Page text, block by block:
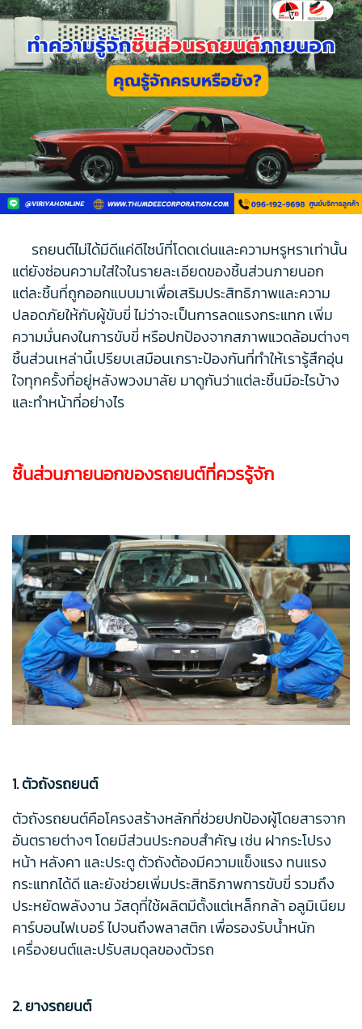
รถยนต์ไม่ได้มีดีแค่ดีไซน์ที่โดดเด่นและความหรูหราเท่านั้น
แต่ยังซ่อนความใส่ใจในรายละเอียดของชิ้นส่วนภายนอก
แต่ละชิ้นที่ถูกออกแบบมาเพื่อเสริมประสิทธิภาพและความ
ปลอดภัยให้กับผู้ขับขี่ ไม่ว่าจะเป็นการลดแรงกระแทก เพิ่ม
ความมั่นคงในการขับขี่ หรือปกป้องจากสภาพแวดล้อมต่างๆ
ชิ้นส่วนเหล่านี้เปรียบเสมือนเกราะป้องกันที่ทำให้เรารู้สึกอุ่น
ใจทุกครั้งที่อยู่หลังพวงมาลัย มาดูกันว่าแต่ละชิ้นมีอะไรบ้าง
และทำหน้าที่อย่างไร
ชิ้นส่วนภายนอกของรถยนต์ที่ควรรู้จัก
1. ตัวถังรถยนต์
ตัวถังรถยนต์คือโครงสร้างหลักที่ช่วยปกป้องผู้โดยสารจาก
อันตรายต่างๆ โดยมีส่วนประกอบสำคัญ เช่น ฝากระโปรง
หน้า หลังคา และประตู ตัวถังต้องมีความแข็งแรง ทนแรง
กระแทกได้ดี และยังช่วยเพิ่มประสิทธิภาพการขับขี่ รวมถึง
ประหยัดพลังงาน วัสดุที่ใช้ผลิตมีตั้งแต่เหล็กกล้า อลูมิเนียม
คาร์บอนไฟเบอร์ ไปจนถึงพลาสติก เพื่อรองรับน้ำหนัก
เครื่องยนต์และปรับสมดุลของตัวรถ
2. ยางรถยนต์